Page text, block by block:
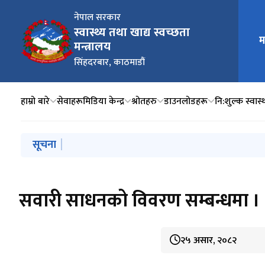
नेपाल सरकार
स्वास्थ्य तथा खाद्य स्वच्छता
मन्त्रालय
सिंहदरबार, काठमाडौं
मुख्य
हाम्रो बारे सेवाहरूमिडिया केन्द्र श्रोतहरु डाउनलोडहरू नि:शुल्क
मुख्य नेभिगेसनमा जानुहोस्
सूचना
सवारी साधनको विवरण सम्बन्धमा ।
२५ असार, २०८२